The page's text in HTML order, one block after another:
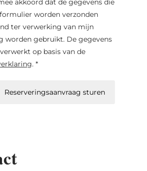
akkoord dat de gegevens die
worden verzonden
ter verwerking van mijn
worden gebruikt. De gegevens
op basis van de
. *
Reserveringsaanvraag sturen